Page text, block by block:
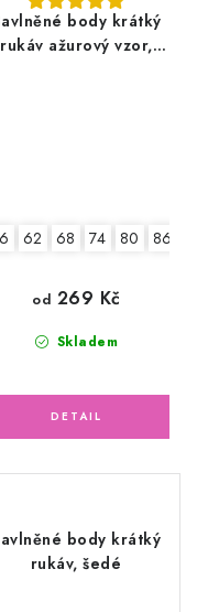
body krátký
rukáv ažurový vzor,
62 68 74 80 86
Skladem
od 269 Kč
body krátký
rukáv, šedé